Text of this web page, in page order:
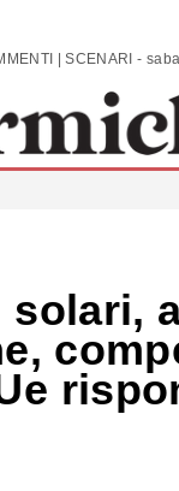
ANALISI |
solari,